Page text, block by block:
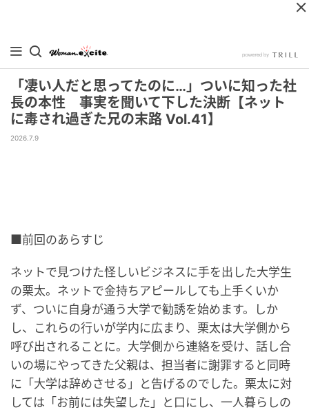
「凄い人だと思ってたのに…」ついに知った社
長の本性 事実を聞いて下した決断【ネット
に毒され過ぎた兄の末路 Vol.41】
2026.7.9
■前回のあらすじ
ネットで見つけた怪しいビジネスに手を出した大学生
の栗太。ネットで金持ちアピールしても上手くいか
ず、ついに自身が通う大学で勧誘を始めます。しか
し、これらの行いが学内に広まり、栗太は大学側から
呼び出されることに。大学側から連絡を受け、話し合
いの場にやってきた父親は、担当者に謝罪すると同時
に「大学は辞めさせる」と告げるのでした。栗太に対
しては「お前には失望した」と口にし、一人暮らしの